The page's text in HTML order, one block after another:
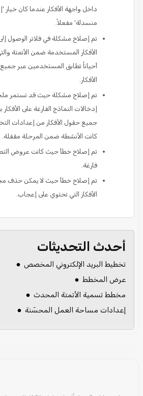
داخل واجهة الأفكار عندما كان خيار
منسدلة' مفعلاً.
تم إصلاح مشكلة في فلاتر الوصول
الأفكار المستخدمة ضمن الأتمتة
أحياناً تطابق المستخدمين عبر
الأفكار.
تم إصلاح مشكلة حيث قد تستمر
إدخالات النماذج الفارغة على الأفكار
جميع حقول الأفكار من إعدادات
كانت الأنشطة ضمن المرحلة مقفلة.
تم إصلاح خطأ حيث كانت عروض
فارغة.
تم إصلاح خطأ حيث لا يمكن حذف
الأفكار التي تحتوي على إعجاب.
أحدث التحديثات
تخطيط البريد الإلكتروني المخصص
عرض المخطط
مخطط تسمية الأتمتة المحدث
إعدادات مساحة العمل المحسّنة